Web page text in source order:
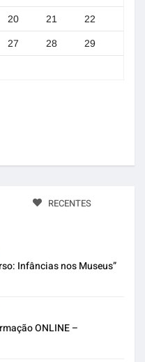
20 21 22
27 28 29
RECENTES
Infâncias nos Museus”
ONLINE –